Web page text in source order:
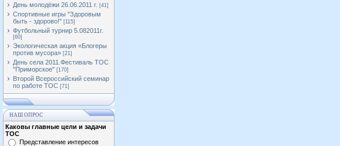
День молодёжи 26.06.2011 г. [41]
Спортивные игры "Здоровым
быть - здорово!" [115]
Футбольный турнир 5.082011г.
[60]
Экологическая акция «Блогеры
против мусора» [21]
День села 2011.Фестиваль ТОС
"Приморское" [170]
Второй Всероссийский семинар
по работе ТОС [71]
НАШ ОПРОС
Каковы главные цели и задачи
ТОС
Представление интересов